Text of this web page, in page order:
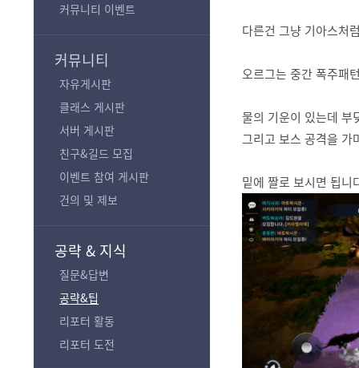
커뮤니티 이벤트
커뮤니티
자유게시판
클래스 게시판
서버 게시판
친구&길드 모집
이벤트 참여 게시판
건의 및 제보
공략 & 지식
질문&답변
공략&팁
리포터 활동
리포터 도전
보
다른건 그냥 기아스처
오르그는 중간 폭주패
물의 기운이 있는데 부
그리고 보스 공격을 가
밑에 짤로 보시면 됩니